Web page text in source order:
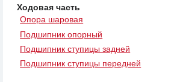
Ходовая часть
Опора шаровая
Подшипник опорный
Подшипник ступицы задней
Подшипник ступицы передней